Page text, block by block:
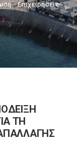
, Επιχειρήσεις
ΤΗ